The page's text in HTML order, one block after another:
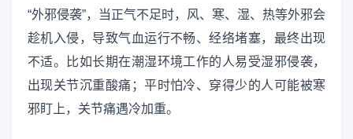
“外邪侵袭”，当正气不足时，风、寒、湿、热等外邪会
趁机入侵，导致气血运行不畅、经络堵塞，最终出现
不适。比如长期在潮湿环境工作的人易受湿邪侵袭，
出现关节沉重酸痛；平时怕冷、穿得少的人可能被寒
邪盯上，关节痛遇冷加重。